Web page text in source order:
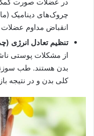
چروک‌های دینامیک
انقباض مداوم
تنظیم تعادل انرژی
از مشکلات پوستی
بدن هستند. طب
کلی بدن و در نتیجه